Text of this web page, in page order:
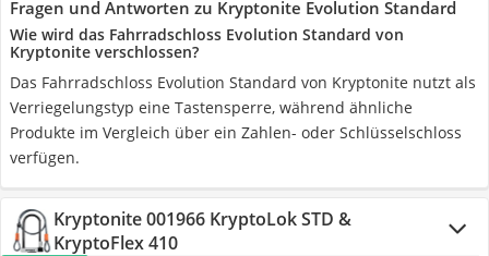
Fragen und Antworten zu Kryptonite Evolution Standard
Wie wird das Fahrradschloss Evolution Standard von
Kryptonite verschlossen?
Das Fahrradschloss Evolution Standard von Kryptonite nutzt als
Verriegelungstyp eine Tastensperre, während ähnliche
Produkte im Vergleich über ein Zahlen- oder Schlüsselschloss
verfügen.
Kryptonite 001966 KryptoLok STD &
KryptoFlex 410